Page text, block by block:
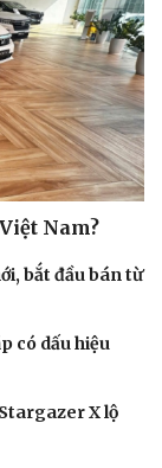
khuya
yêu
bé
hồn
Nam?
bắt đầu bán từ
có dấu hiệu
X lộ